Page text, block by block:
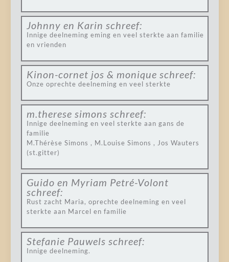
Johnny en Karin schreef:
Innige deelneming eming en veel sterkte aan familie
en vrienden
Kinon-cornet jos & monique schreef:
Onze oprechte deelneming en veel sterkte
m.therese simons schreef:
Innige deelneming en veel sterkte aan gans de
familie
M.Thérèse Simons , M.Louise Simons , Jos Wauters
(st.gitter)
Guido en Myriam Petré-Volont
schreef:
Rust zacht Maria, oprechte deelneming en veel
sterkte aan Marcel en familie
Stefanie Pauwels schreef:
Innige deelneming.